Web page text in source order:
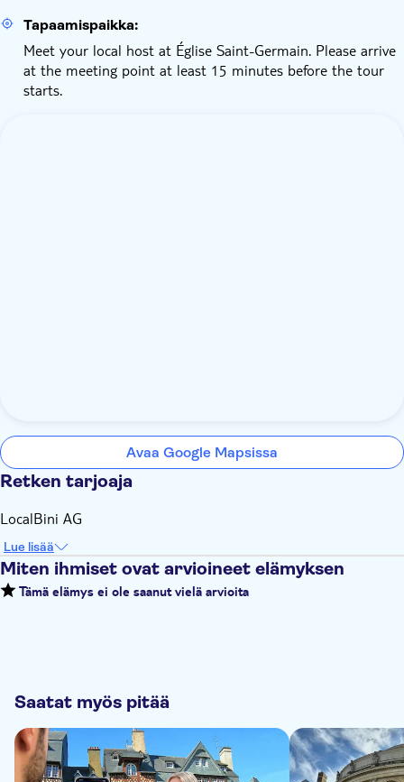
Tapaamispaikka:
Meet your local host at Église Saint-Germain. Please arrive
at the meeting point at least 15 minutes before the tour
starts.
Avaa Google Mapsissa
Retken tarjoaja
LocalBini AG
Lue lisää
Miten ihmiset ovat arvioineet elämyksen
Tämä elämys ei ole saanut vielä arvioita
Saatat myös pitää